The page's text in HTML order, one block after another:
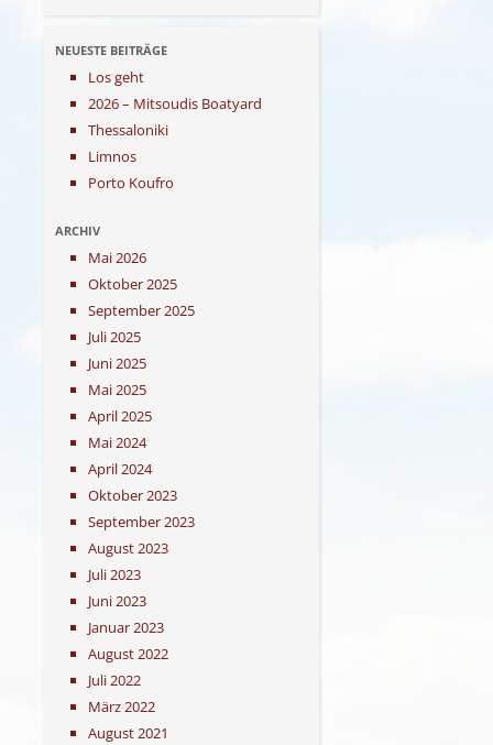
NEUESTE BEITRÄGE
Los geht
2026 – Mitsoudis Boatyard
Thessaloniki
Limnos
Porto Koufro
ARCHIV
Mai 2026
Oktober 2025
September 2025
Juli 2025
Juni 2025
Mai 2025
April 2025
Mai 2024
April 2024
Oktober 2023
September 2023
August 2023
Juli 2023
Juni 2023
Januar 2023
August 2022
Juli 2022
März 2022
August 2021